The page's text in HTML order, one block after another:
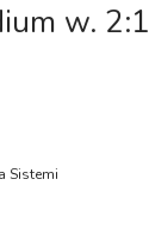
w. 2:1
Sistemi